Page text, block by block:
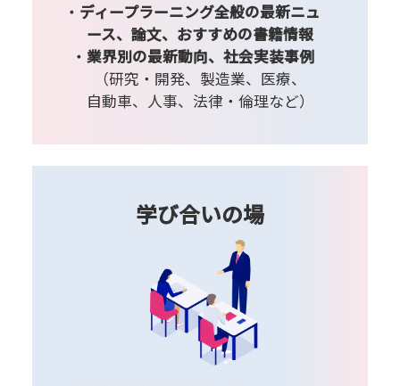
ディープラーニング全般の最新ニュ
ース、論文、おすすめの書籍情報
業界別の最新動向、社会実装事例
（研究・開発、製造業、医療、
自動車、人事、法律・倫理など）
学び合いの場